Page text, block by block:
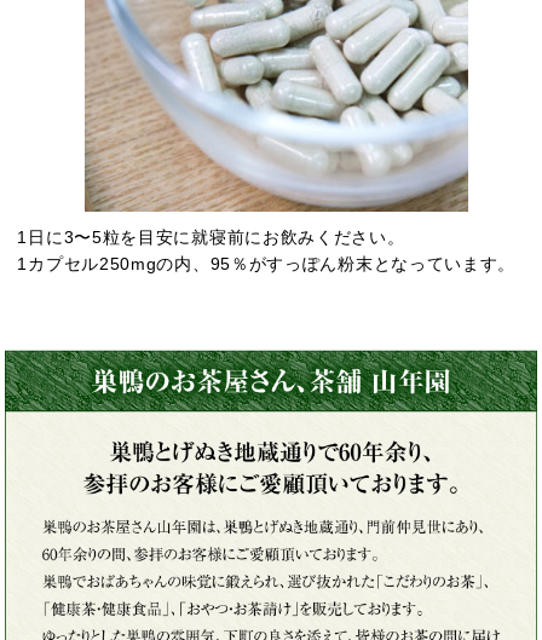
1日に3〜5粒を目安に就寝前にお飲みください。
1カプセル250mgの内、95％がすっぽん粉末となっています。